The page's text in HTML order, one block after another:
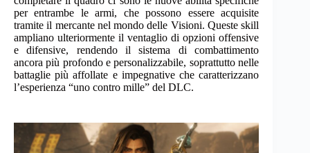
per entrambe le armi, che possono essere acquisite
tramite il mercante nel mondo delle Visioni. Queste skill
ampliano ulteriormente il ventaglio di opzioni offensive
e difensive, rendendo il sistema di combattimento
ancora più profondo e personalizzabile, soprattutto nelle
battaglie più affollate e impegnative che caratterizzano
l’esperienza “uno contro mille” del DLC.